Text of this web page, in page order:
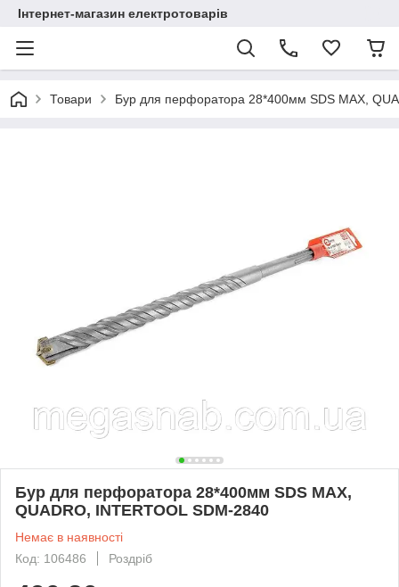
Інтернет-магазин електротоварів
Товари Бур для перфоратора 28*400мм SDS MAX,
Бур для перфоратора 28*400мм SDS MAX,
QUADRO, INTERTOOL SDM-2840
Немає в наявності
Код: 106486
Роздріб